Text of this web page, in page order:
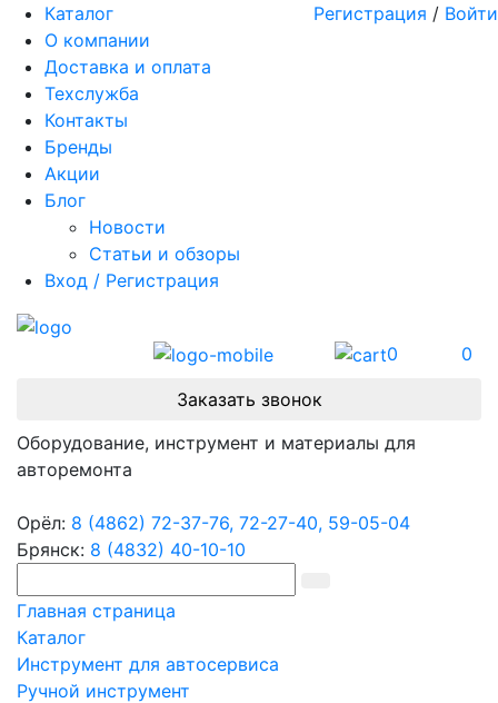
Каталог
О компании
Доставка и оплата
Техслужба
Контакты
Бренды
Акции
Блог
Новости
Статьи и обзоры
Вход / Регистрация
Регистрация / Войти
0 0
Заказать звонок
Оборудование, инструмент и материалы для
авторемонта
Орёл: 8 (4862) 72-37-76, 72-27-40, 59-05-04
Брянск: 8 (4832) 40-10-10
Главная страница
Каталог
Инструмент для автосервиса
Ручной инструмент